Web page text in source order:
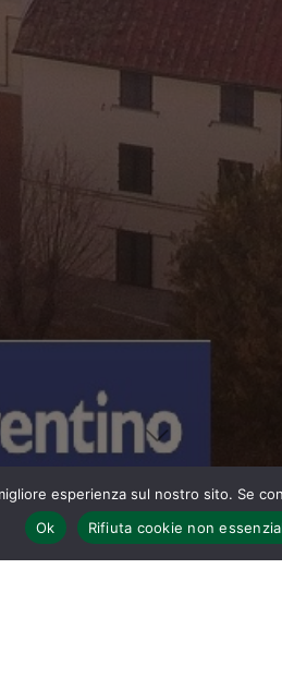
HomeMATTHEW
esperienza sul nostro sito. Se
Ok
Rifiuta cookie non